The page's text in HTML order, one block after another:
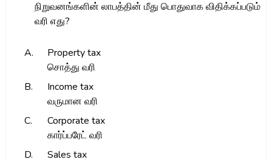
நிறுவனங்களின் லாபத்தின் மீது பொதுவாக விதிக்கப்படும்
வரி எது?
A.
Property tax
சொத்து வரி
B.
Income tax
வருமான வரி
C.
Corporate tax
கார்ப்பரேட் வரி
D.
Sales tax